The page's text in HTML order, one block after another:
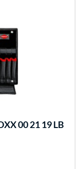
00 21 19 LB